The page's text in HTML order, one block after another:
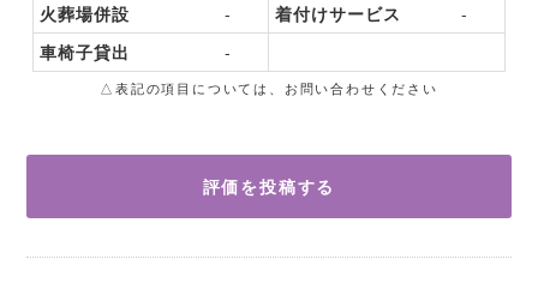
火葬場併設
- 着付けサービス
-
車椅子貸出
-
△表記の項目については、お問い合わせください
評価を投稿する